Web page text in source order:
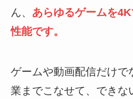
ん、 あらゆるゲームを
性能です。
ゲームや動画配信だけで
業までこなせて、できな